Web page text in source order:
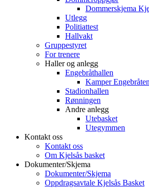
Dommerskjema
Utlegg
Politiattest
Hallvakt
Gruppestyret
For trenere
Haller og anlegg
Engebråthallen
Kamper
Stadionhallen
Rønningen
Andre anlegg
Utebasket
Utegymmen
Kontakt oss
Kontakt oss
Om Kjelsås basket
Dokumenter/Skjema
Dokumenter/Skjema
Oppdragsavtale Kjelsås Basket